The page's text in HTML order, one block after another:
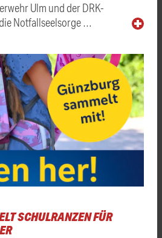
Ulm und der DRK-
Notfallseelsorge …
SCHULRANZEN FÜR